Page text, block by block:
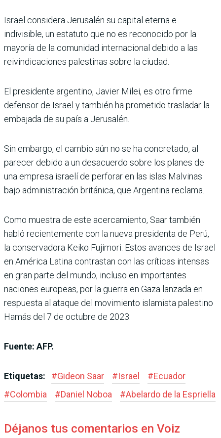
Israel considera Jerusalén su capital eterna e
indivisible, un estatuto que no es reconocido por la
mayoría de la comunidad internacional debido a las
reivindicaciones palestinas sobre la ciudad.
El presidente argentino, Javier Milei, es otro firme
defensor de Israel y también ha prometido trasladar la
embajada de su país a Jerusalén.
Sin embargo, el cambio aún no se ha concretado, al
parecer debido a un desacuerdo sobre los planes de
una empresa israelí de perforar en las islas Malvinas
bajo administración británica, que Argentina reclama.
Como muestra de este acercamiento, Saar también
habló recientemente con la nueva presidenta de Perú,
la conservadora Keiko Fujimori. Estos avances de Israel
en América Latina contrastan con las críticas intensas
en gran parte del mundo, incluso en importantes
naciones europeas, por la guerra en Gaza lanzada en
respuesta al ataque del movimiento islamista palestino
Hamás del 7 de octubre de 2023.
Fuente: AFP.
Etiquetas: #Gideon Saar #Israel #Ecuador
#Colombia #Daniel Noboa #Abelardo de la Espriella
Déjanos tus comentarios en Voiz